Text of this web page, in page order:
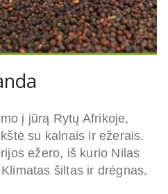
į jūrą Rytų Afrikoje,
su kalnais ir ežerais.
ežero, iš kurio Nilas
šiltas ir drėgnas.